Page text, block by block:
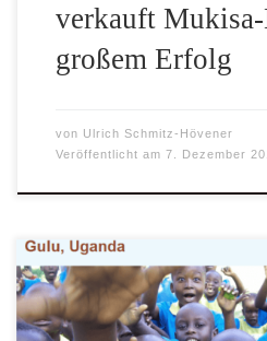
verkauft
großem Erfolg
von Ulrich Schmitz-Hövener
Veröffentlicht am 7. Dezember